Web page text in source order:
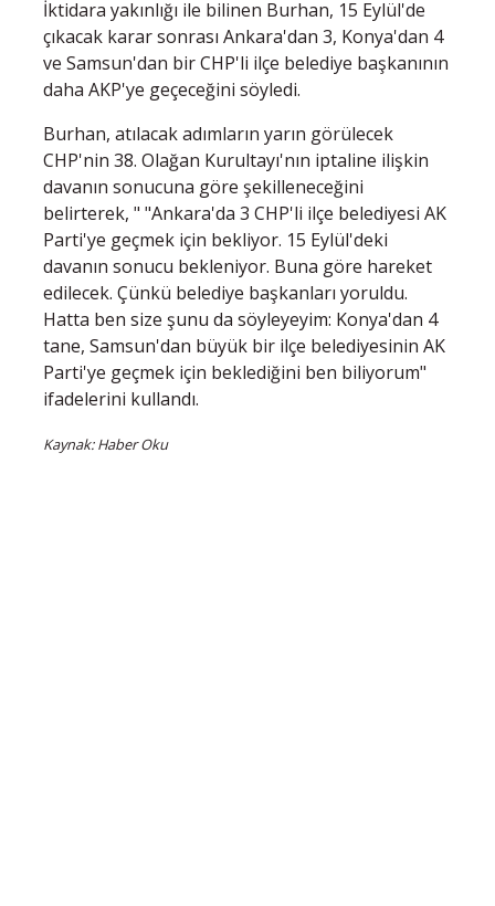
İktidara yakınlığı ile bilinen Burhan, 15 Eylül'de
çıkacak karar sonrası Ankara'dan 3, Konya'dan 4
ve Samsun'dan bir CHP'li ilçe belediye başkanının
daha AKP'ye geçeceğini söyledi.
Burhan, atılacak adımların yarın görülecek
CHP'nin 38. Olağan Kurultayı'nın iptaline ilişkin
davanın sonucuna göre şekilleneceğini
belirterek, " "Ankara'da 3 CHP'li ilçe belediyesi AK
Parti'ye geçmek için bekliyor. 15 Eylül'deki
davanın sonucu bekleniyor. Buna göre hareket
edilecek. Çünkü belediye başkanları yoruldu.
Hatta ben size şunu da söyleyeyim: Konya'dan 4
tane, Samsun'dan büyük bir ilçe belediyesinin AK
Parti'ye geçmek için beklediğini ben biliyorum"
ifadelerini kullandı.
Kaynak: Haber Oku